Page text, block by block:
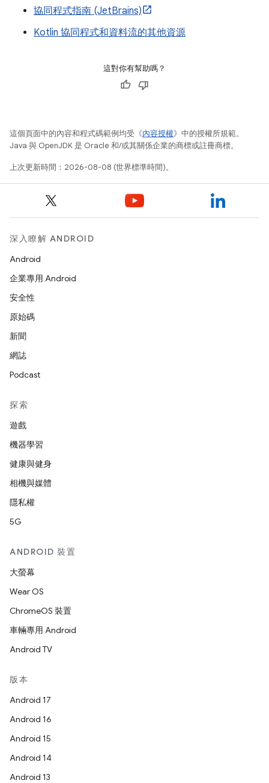
協同程式指南 (JetBrains)
Kotlin 協同程式和資料流的其他資源
這對你有幫助嗎？
這個頁面中的內容和程式碼範例均受《內容授權》中的授權所規範。
Java 與 OpenJDK 是 Oracle 和/或其關係企業的商標或註冊商標。
上次更新時間：2026-08-08 (世界標準時間)。
深入瞭解 ANDROID
Android
企業專用 Android
安全性
原始碼
新聞
網誌
Podcast
探索
遊戲
機器學習
健康與健身
相機與媒體
隱私權
5G
ANDROID 裝置
大螢幕
Wear OS
ChromeOS 裝置
車輛專用 Android
Android TV
版本
Android 17
Android 16
Android 15
Android 14
Android 13